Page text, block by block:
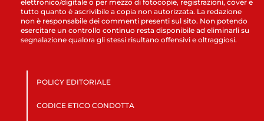
elettronico/digitale o per mezzo di fotocopie, registrazioni, cover e
tutto quanto è ascrivibile a copia non autorizzata. La redazione
non è responsabile dei commenti presenti sul sito. Non potendo
esercitare un controllo continuo resta disponibile ad eliminarli su
segnalazione qualora gli stessi risultano offensivi e oltraggiosi.
POLICY EDITORIALE
CODICE ETICO CONDOTTA